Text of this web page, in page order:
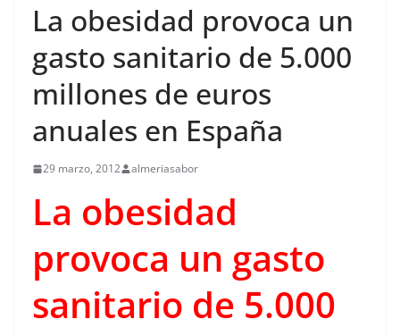
La obesidad provoca un
gasto sanitario de 5.000
millones de euros
anuales en España
29 marzo, 2012 almeriasabor
La obesidad
provoca un gasto
sanitario de 5.000